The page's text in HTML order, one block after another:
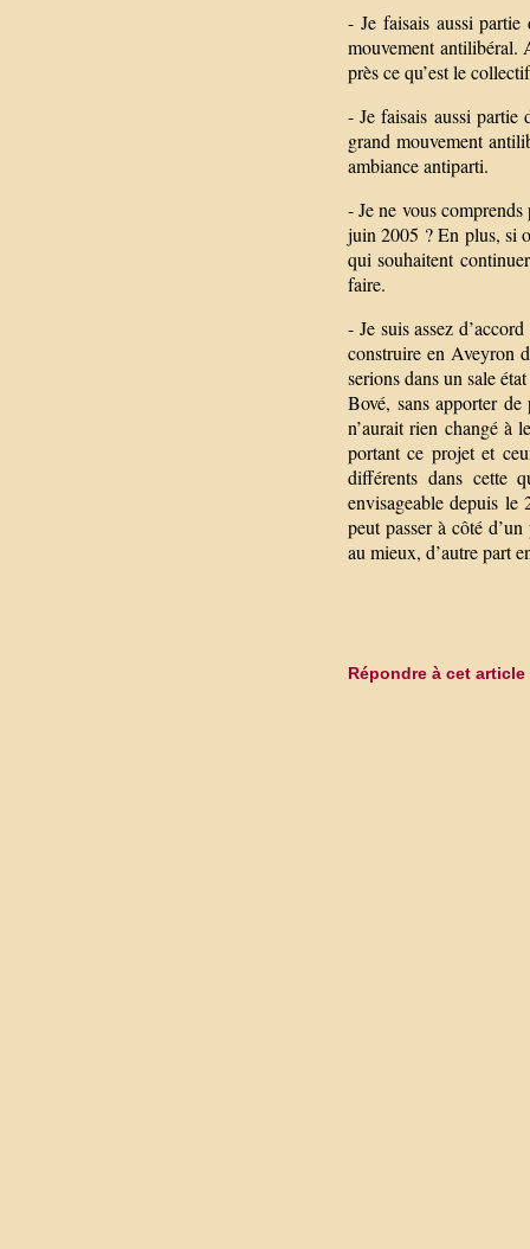
- Je faisais aussi
mouvement antilibéral.
près ce qu’est le
- Je faisais aussi
grand mouvement
ambiance antiparti.
- Je ne vous
juin 2005 ? En plus, si
qui souhaitent
faire.
- Je suis assez
construire en Aveyron
serions dans un sale
Bové, sans apporter
n’aurait rien changé à
portant ce projet et
différents dans cette
envisageable depuis
peut passer à côté
au mieux, d’autre part
Répondre à cet article